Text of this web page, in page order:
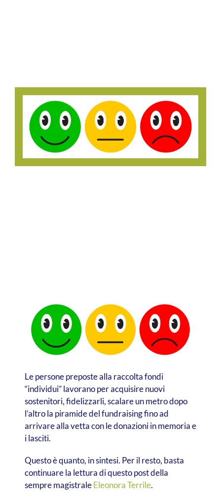
Le persone preposte alla raccolta fondi
“individui” lavorano per acquisire nuovi
sostenitori, fidelizzarli, scalare un metro dopo
l’altro la piramide del fundraising fino ad
arrivare alla vetta con le donazioni in memoria e
i lasciti.
Questo è quanto, in sintesi. Per il resto, basta
continuare la lettura di questo post della
sempre magistraleEleonora Terrile.